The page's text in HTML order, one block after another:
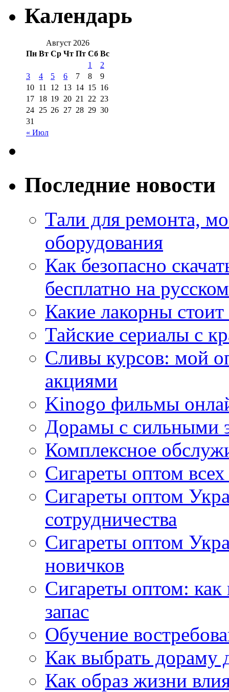
Календарь
Август 2026
Пн Вт Ср Чт Пт Сб Вс
« Июл
1
2
3
4 5 6 7 8
9
10 11 12 13 14 15 16
17 18 19 20 21 22 23
24 25 26 27 28 29 30
31
Последние новости
Тали для ремонта,
оборудования
Как безопасно
бесплатно на
Какие лакорны
Тайские сериалы с
Сливы курсов: мой
акциями
Kinogo фильмы
Дорамы с сильными
Комплексное
Сигареты оптом
Сигареты оптом
сотрудничества
Сигареты оптом
новичков
Сигареты оптом:
запас
Обучение
Как выбрать дораму
Как образ жизни